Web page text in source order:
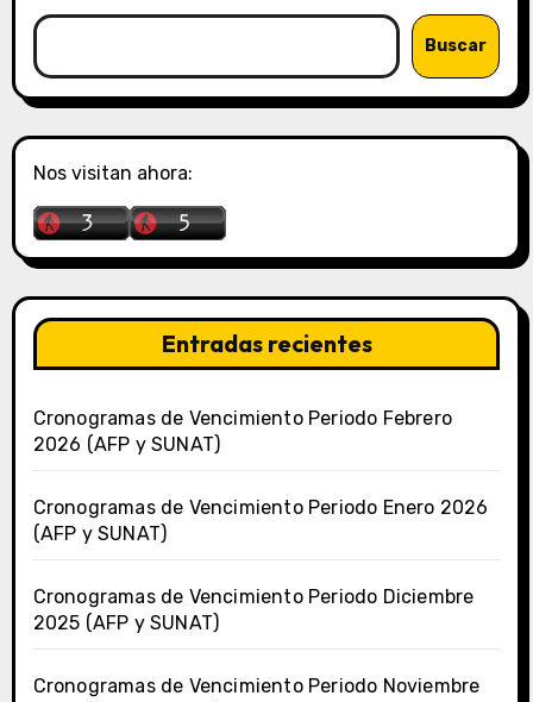
Buscar
Nos visitan ahora:
Entradas recientes
Cronogramas de Vencimiento Periodo Febrero
2026 (AFP y SUNAT)
Cronogramas de Vencimiento Periodo Enero 2026
(AFP y SUNAT)
Cronogramas de Vencimiento Periodo Diciembre
2025 (AFP y SUNAT)
Cronogramas de Vencimiento Periodo Noviembre